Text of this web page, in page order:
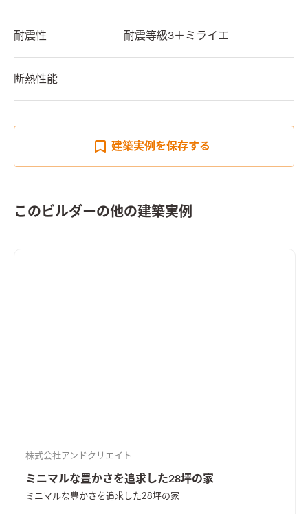
耐震性 耐震等級3＋ミライエ
断熱性能
建築実例を保存する
このビルダーの他の建築実例
株式会社アンドクリエイト
ミニマルな豊かさを追求した28坪の家
ミニマルな豊かさを追求した28坪の家